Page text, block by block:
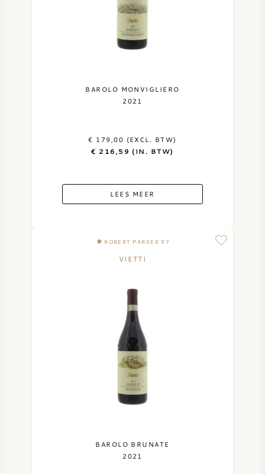
BAROLO MONVIGLIERO
2021
€ 179,00 (EXCL. BTW)
€ 216,59 (IN. BTW)
LEES MEER
ROBERT PARKER 97
VIETTI
BAROLO BRUNATE
2021